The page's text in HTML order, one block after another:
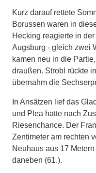
Kurz darauf rettete
Borussen waren in
Hecking reagierte in
Augsburg - gleich zwei
kamen neu in die
draußen. Strobl rückte
übernahm die
In Ansätzen lief das
und Plea hatte nach
Riesenchance. Der
Zentimeter am rechten
Neuhaus aus 17
daneben (61.).